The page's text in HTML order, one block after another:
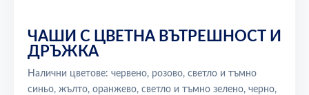
ЧАШИ С ЦВЕТНА ВЪТРЕШНОСТ И
ДРЪЖКА
Налични цветове: червено, розово, светло и тъмно
синьо, жълто, оранжево, светло и тъмно зелено, черно,